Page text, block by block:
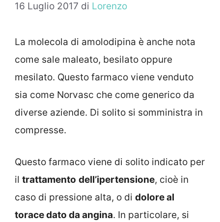
16 Luglio 2017 di Lorenzo
La molecola di amolodipina è anche nota
come sale maleato, besilato oppure
mesilato. Questo farmaco viene venduto
sia come Norvasc che come generico da
diverse aziende. Di solito si somministra in
compresse.
Questo farmaco viene di solito indicato per
il trattamento dell’ipertensione, cioè in
caso di pressione alta, o di dolore al
torace dato da angina. In particolare, si